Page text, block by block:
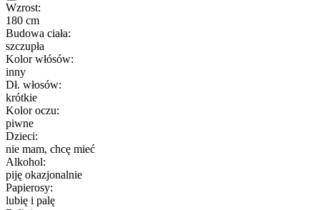
Wzrost:
180 cm
Budowa ciała:
szczupła
Kolor włósów:
inny
Dł. włosów:
krótkie
Kolor oczu:
piwne
Dzieci:
nie mam, chcę mieć
Alkohol:
piję okazjonalnie
Papierosy:
lubię i palę